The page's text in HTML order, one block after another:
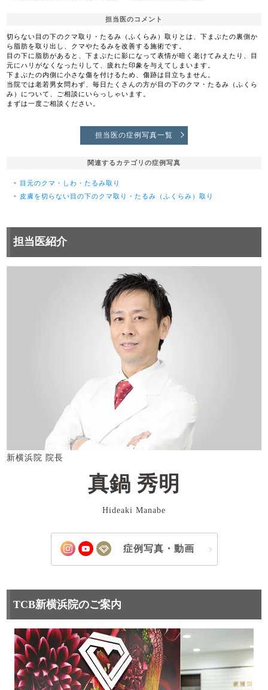
担当医のコメント
切らない目の下のクマ取り・たるみ（ふくらみ）取りとは、下まぶたの裏側か
ら脂肪を取り出し、クマやたるみを改善する施術です。
目の下に脂肪があると、下まぶたに影になって表情が暗く老けてみえたり、目
元にハリがなくなったりして、疲れた印象を与えてしまいます。
下まぶたの内側に小さな傷を付けるため、傷跡は目立ちません。
当院では老若男女問わず、毎日たくさんの方が目の下のクマ・たるみ（ふくら
み）について、ご相談にいらっしゃいます。
まずは一度ご相談ください。
担当医の症例写真一覧
関連するカテゴリの症例写真
目元のクマ・しわ・たるみ取り
皮膚を切らない目の下のクマ取り・たるみ（ふくらみ）取り
担当医紹介
新横浜院 院長
真鍋 秀明
Hideaki Manabe
症例写真・動画
TCB新横浜院のご案内